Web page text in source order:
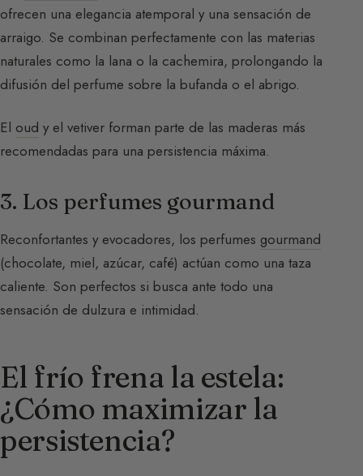
ofrecen una elegancia atemporal y una sensación de
arraigo. Se combinan perfectamente con las materias
naturales como la lana o la cachemira, prolongando la
difusión del perfume sobre la bufanda o el abrigo.
El oud y el vetiver forman parte de las maderas más
recomendadas para una persistencia máxima.
3. Los perfumes gourmand
Reconfortantes y evocadores, los perfumes gourmand
(chocolate, miel, azúcar, café) actúan como una taza
caliente. Son perfectos si busca ante todo una
sensación de dulzura e intimidad.
El frío frena la estela:
¿Cómo maximizar la
persistencia?